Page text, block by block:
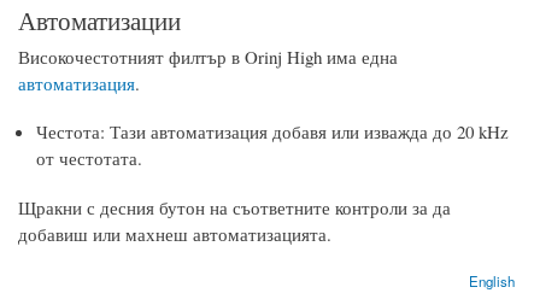
Автоматизации
Високочестотният филтър в Orinj High има една
автоматизация.
Честота: Тази автоматизация добавя или изважда до 20 kHz
от честотата.
Щракни с десния бутон на съответните контроли за да
добавиш или махнеш автоматизацията.
English